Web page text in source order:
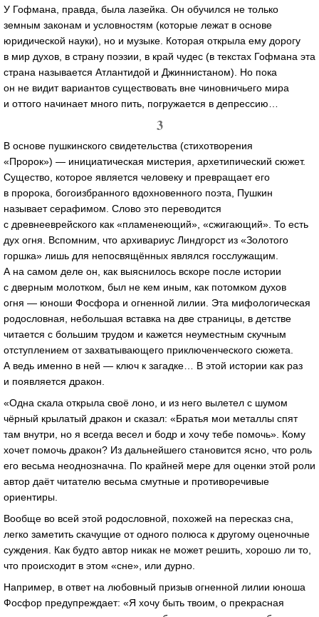
У Гофмана, правда, была лазейка. Он обучился не только
земным законам и условностям (которые лежат в основе
юридической науки), но и музыке. Которая открыла ему дорогу
в мир духов, в страну поэзии, в край чудес (в текстах Гофмана эта
страна называется Атлантидой и Джиннистаном). Но пока
он не видит вариантов существовать вне чиновничьего мира
и оттого начинает много пить, погружается в депрессию…
3
В основе пушкинского свидетельства (стихотворения
«Пророк») — инициатическая мистерия, архетипический сюжет.
Существо, которое является человеку и превращает его
в пророка, богоизбранного вдохновенного поэта, Пушкин
называет серафимом. Слово это переводится
с древнееврейского как «пламенеющий», «сжигающий». То есть
дух огня. Вспомним, что архивариус Линдгорст из «Золотого
горшка» лишь для непосвящённых являлся госслужащим.
А на самом деле он, как выяснилось вскоре после истории
с дверным молотком, был не кем иным, как потомком духов
огня — юноши Фосфора и огненной лилии. Эта мифологическая
родословная, небольшая вставка на две страницы, в детстве
читается с большим трудом и кажется неуместным скучным
отступлением от захватывающего приключенческого сюжета.
А ведь именно в ней — ключ к загадке… В этой истории как раз
и появляется дракон.
«Одна скала открыла своё лоно, и из него вылетел с шумом
чёрный крылатый дракон и сказал: «Братья мои металлы спят
там внутри, но я всегда весел и бодр и хочу тебе помочь». Кому
хочет помочь дракон? Из дальнейшего становится ясно, что роль
его весьма неоднозначна. По крайней мере для оценки этой роли
автор даёт читателю весьма смутные и противоречивые
ориентиры.
Вообще во всей этой родословной, похожей на пересказ сна,
легко заметить скачущие от одного полюса к другому оценочные
суждения. Как будто автор никак не может решить, хорошо ли то,
что происходит в этом «сне», или дурно.
Например, в ответ на любовный призыв огненной лилии юноша
Фосфор предупреждает: «Я хочу быть твоим, о прекрасная